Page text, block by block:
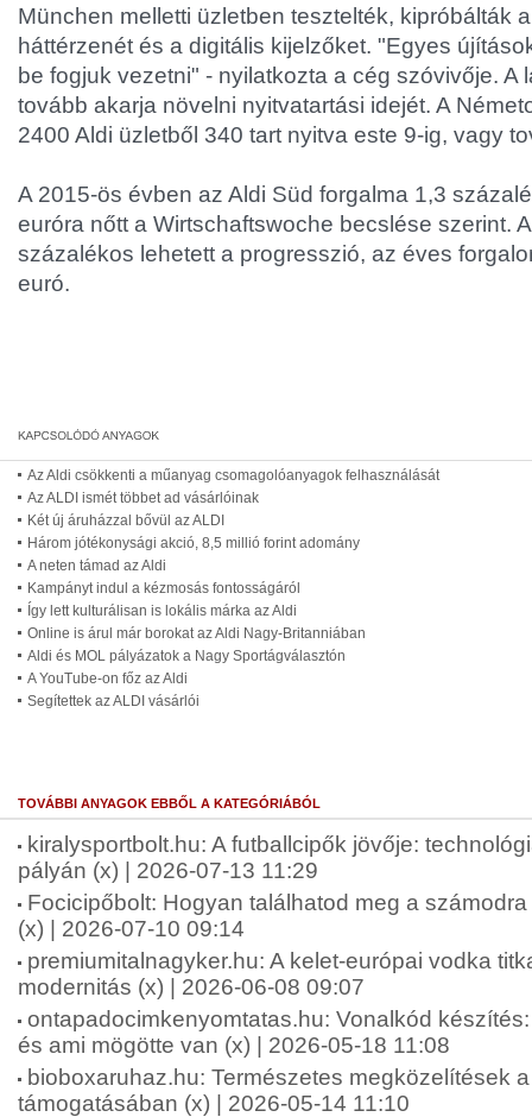
München melletti üzletben tesztelték, kipróbálták
háttérzenét és a digitális kijelzőket. "Egyes
be fogjuk vezetni" - nyilatkozta a cég szóvivője. A
tovább akarja növelni nyitvatartási idejét. A
2400 Aldi üzletből 340 tart nyitva este 9-ig, vagy
A 2015-ös évben az Aldi Süd forgalma 1,3
euróra nőtt a Wirtschaftswoche becslése szerint.
százalékos lehetett a progresszió, az éves
euró.
Az Aldi csökkenti a műanyag csomagolóanyagok felhasználását
Az ALDI ismét többet ad vásárlóinak
Két új áruházzal bővül az ALDI
Három jótékonysági akció, 8,5 millió forint adomány
A neten támad az Aldi
Kampányt indul a kézmosás fontosságáról
Így lett kulturálisan is lokális márka az Aldi
Online is árul már borokat az Aldi Nagy-Britanniában
Aldi és MOL pályázatok a Nagy Sportágválasztón
A YouTube-on főz az Aldi
Segítettek az ALDI vásárlói
TOVÁBBI ANYAGOK EBBŐL A KATEGÓRIÁBÓL
kiralysportbolt.hu: A futballcipők jövője:
pályán (x) | 2026-07-13 11:29
Focicipőbolt: Hogyan találhatod meg a
(x) | 2026-07-10 09:14
premiumitalnagyker.hu: A kelet-európai vodka
modernitás (x) | 2026-06-08 09:07
ontapadocimkenyomtatas.hu: Vonalkód
és ami mögötte van (x) | 2026-05-18 11:08
bioboxaruhaz.hu: Természetes megközelítések
támogatásában (x) | 2026-05-14 11:10